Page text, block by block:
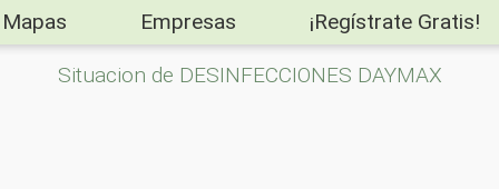
Mapas Empresas ¡Regístrate Gratis!
Situacion de DESINFECCIONES DAYMAX